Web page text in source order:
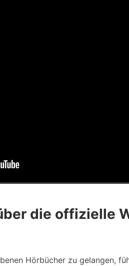
die offizielle
Hörbücher zu gelangen,